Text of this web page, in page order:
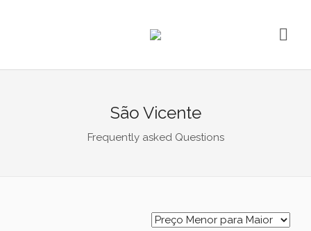
São Vicente
Frequently asked Questions
Venda